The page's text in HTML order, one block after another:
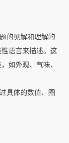
的见解和理解的
语言来描述。这
如外观、气味、
具体的数值、图